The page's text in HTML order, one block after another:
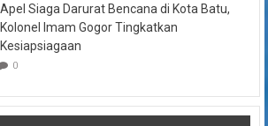
Apel Siaga Darurat Bencana di Kota Batu,
Kolonel Imam Gogor Tingkatkan
Kesiapsiagaan
0